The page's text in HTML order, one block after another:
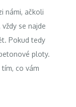
námi, ačkoli
se najde
Pokud tedy
ploty.
co vám